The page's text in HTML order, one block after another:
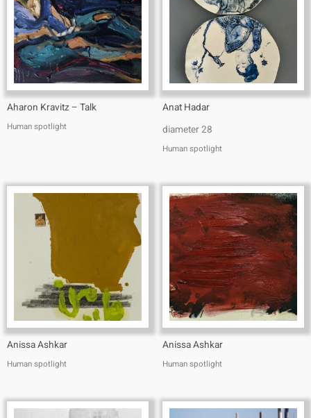
Aharon Kravitz – Talk
Human spotlight
Anat Hadar
diameter 28
Human spotlight
Anissa Ashkar
Human spotlight
Anissa Ashkar
Human spotlight